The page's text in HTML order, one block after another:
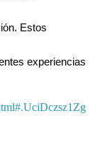
Estos
experiencias